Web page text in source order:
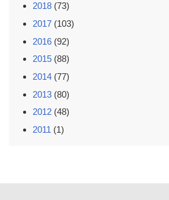
2018 (73)
2017 (103)
2016 (92)
2015 (88)
2014 (77)
2013 (80)
2012 (48)
2011 (1)